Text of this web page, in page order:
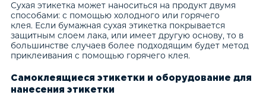
Сухая этикетка может наноситься на продукт двумя
способами: с помощью холодного или горячего
клея. Если бумажная сухая этикетка покрывается
защитным слоем лака, или имеет другую основу, то в
большинстве случаев более подходящим будет метод
приклеивания с помощью горячего клея.
Самоклеящиеся этикетки и оборудование для
нанесения этикетки